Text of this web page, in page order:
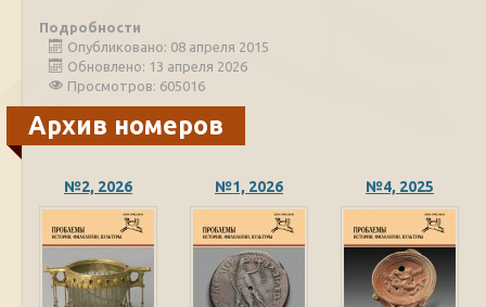
Подробности
Опубликовано: 08 апреля 2015
Обновлено: 13 апреля 2026
Просмотров: 605016
Архив номеров
№2, 2026 №1, 2026 №4, 2025